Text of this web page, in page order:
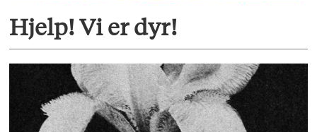
Hjelp! Vi er dyr!